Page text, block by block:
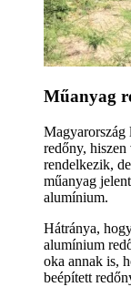
Műanyag
Magyarország
redőny, hiszen
rendelkezik,
műanyag
alumínium.
Hátránya,
alumínium
oka annak is,
beépített